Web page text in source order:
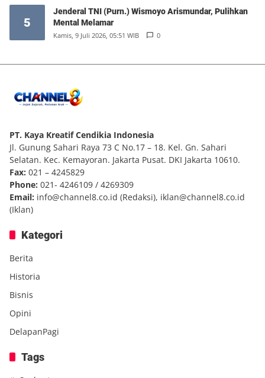
5
Jenderal TNI (Purn.) Wismoyo Arismundar, Pulihkan
Mental Melamar
Kamis, 9 Juli 2026, 05:51 WIB 0
PT. Kaya Kreatif Cendikia Indonesia
Jl. Gunung Sahari Raya 73 C No.17 – 18. Kel. Gn. Sahari
Selatan. Kec. Kemayoran. Jakarta Pusat. DKI Jakarta 10610.
Fax: 021 – 4245829
Phone: 021- 4246109 / 4269309
Email: info@channel8.co.id (Redaksi), iklan@channel8.co.id
(Iklan)
Kategori
Berita
Historia
Bisnis
Opini
DelapanPagi
Tags